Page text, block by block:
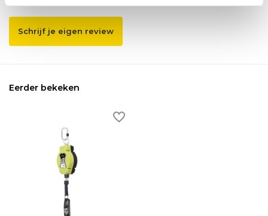
Schrijf je eigen review
Eerder bekeken